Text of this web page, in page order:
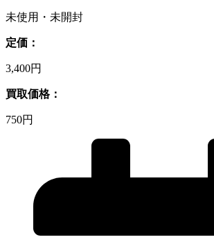
未使用・未開封
定価：
3,400円
買取価格：
750円